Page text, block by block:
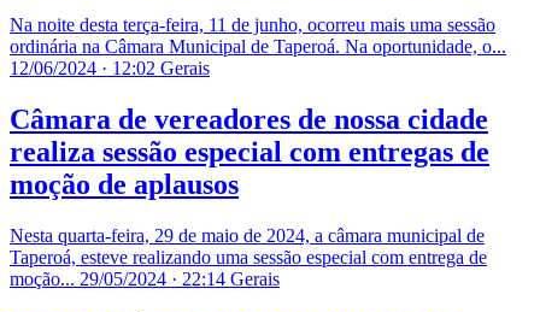
Na noite desta terça-feira, 11 de junho, ocorreu mais uma sessão
ordinária na Câmara Municipal de Taperoá. Na oportunidade, o...
12/06/2024 · 12:02 Gerais
Câmara de vereadores de nossa cidade
realiza sessão especial com entregas de
moção de aplausos
Nesta quarta-feira, 29 de maio de 2024, a câmara municipal de
Taperoá, esteve realizando uma sessão especial com entrega de
moção... 29/05/2024 · 22:14 Gerais